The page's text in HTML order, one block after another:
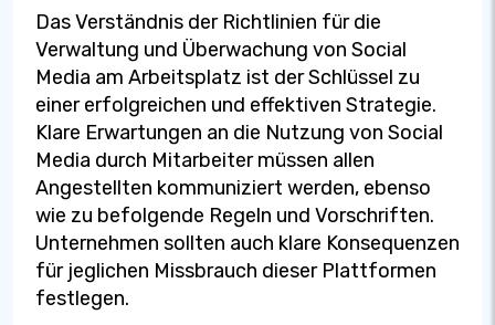
Das Verständnis der Richtlinien für die
Verwaltung und Überwachung von Social
Media am Arbeitsplatz ist der Schlüssel zu
einer erfolgreichen und effektiven Strategie.
Klare Erwartungen an die Nutzung von Social
Media durch Mitarbeiter müssen allen
Angestellten kommuniziert werden, ebenso
wie zu befolgende Regeln und Vorschriften.
Unternehmen sollten auch klare Konsequenzen
für jeglichen Missbrauch dieser Plattformen
festlegen.